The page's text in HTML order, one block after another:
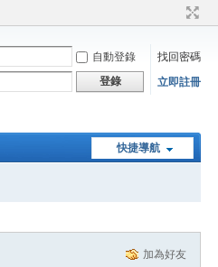
自動登錄
找回密碼
登錄 立即註冊
快捷導航
加為好友